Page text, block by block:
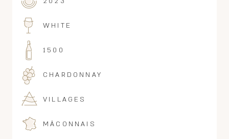
WHITE
1500
CHARDONNAY
VILLAGES
MÂCONNAIS